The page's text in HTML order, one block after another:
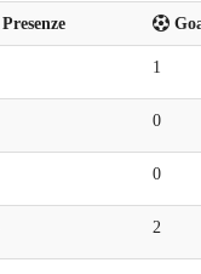
Presenze
1
0
0
2